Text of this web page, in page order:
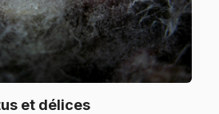
et délices.